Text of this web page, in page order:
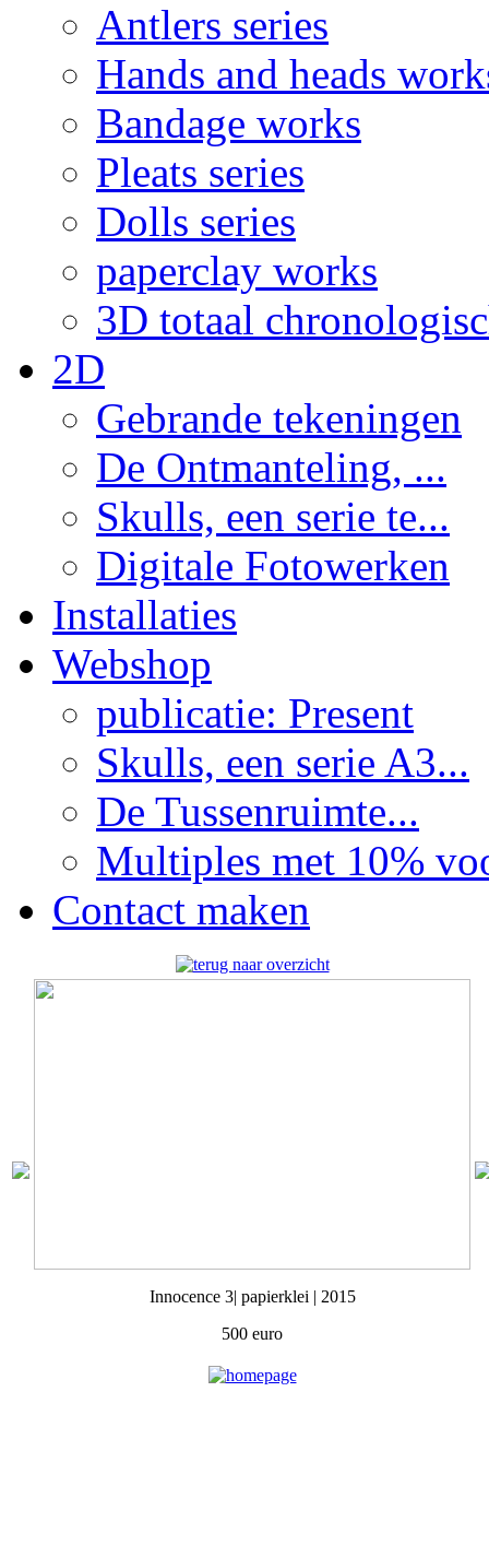
Antlers series
Hands and heads
Bandage works
Pleats series
Dolls series
paperclay works
3D totaal
2D
Gebrande tekeningen
De Ontmanteling, ...
Skulls, een serie te...
Digitale Fotowerken
Installaties
Webshop
publicatie: Present
Skulls, een serie A3...
De Tussenruimte...
Multiples met 10%
Contact maken
Innocence 3| papierklei | 2015
500 euro